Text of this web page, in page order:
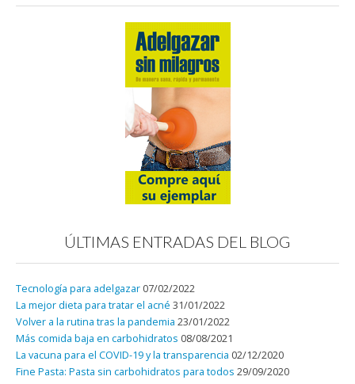
ÚLTIMAS ENTRADAS DEL BLOG
Tecnología para adelgazar 07/02/2022
La mejor dieta para tratar el acné 31/01/2022
Volver a la rutina tras la pandemia 23/01/2022
Más comida baja en carbohidratos 08/08/2021
La vacuna para el COVID-19 y la transparencia 02/12/2020
Fine Pasta: Pasta sin carbohidratos para todos 29/09/2020